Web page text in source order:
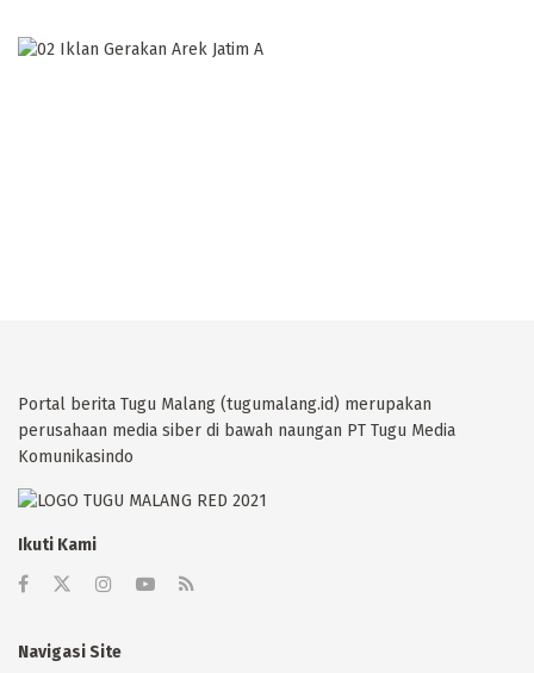
Portal berita Tugu Malang (tugumalang.id) merupakan
perusahaan media siber di bawah naungan PT Tugu Media
Komunikasindo
Ikuti Kami
Navigasi Site